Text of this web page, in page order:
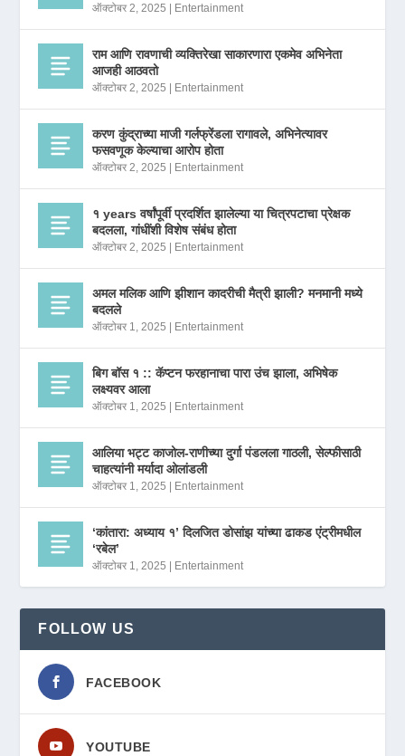
ऑक्टोबर 2, 2025 Entertainment
राम आणि रावणाची व्यक्तिरेखा साकारणारा एकमेव अभिनेता
आजही आठवतो
ऑक्टोबर 2, 2025 Entertainment
करण कुंद्राच्या माजी गर्लफ्रेंडला रागावले, अभिनेत्यावर
फसवणूक केल्याचा आरोप होता
ऑक्टोबर 2, 2025 Entertainment
१ years वर्षांपूर्वी प्रदर्शित झालेल्या या चित्रपटाचा प्रेक्षक
बदलला, गांधींशी विशेष संबंध होता
ऑक्टोबर 2, 2025 Entertainment
अमल मलिक आणि झीशान कादरीची मैत्री झाली? मनमानी मध्ये
बदलले
ऑक्टोबर 1, 2025 Entertainment
बिग बॉस १ :: कॅप्टन फरहानाचा पारा उंच झाला, अभिषेक
लक्ष्यवर आला
ऑक्टोबर 1, 2025 Entertainment
आलिया भट्ट काजोल-राणीच्या दुर्गा पंडलला गाठली, सेल्फीसाठी
चाहत्यांनी मर्यादा ओलांडली
ऑक्टोबर 1, 2025 Entertainment
‘कांतारा: अध्याय १’ दिलजित डोसांझ यांच्या ढाकड एंट्रीमधील
‘रबेल’
ऑक्टोबर 1, 2025 Entertainment
FOLLOW US
FACEBOOK
YOUTUBE